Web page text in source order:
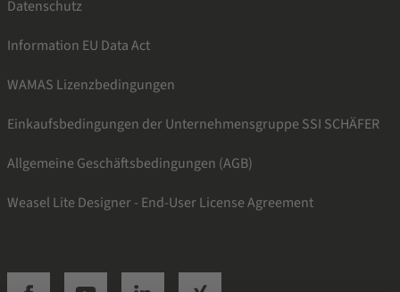
Datenschutz
Information EU Data Act
WAMAS Lizenzbedingungen
Einkaufsbedingungen der Unternehmensgruppe SSI SCHÄFER
Allgemeine Geschäftsbedingungen (AGB)
Weasel Lite Designer - End-User License Agreement